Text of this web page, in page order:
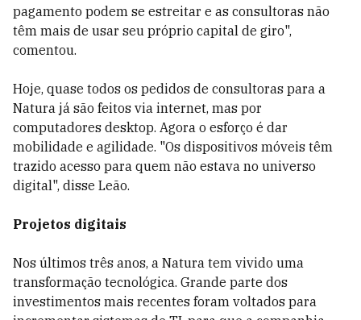
pagamento podem se estreitar e as consultoras não
têm mais de usar seu próprio capital de giro",
comentou.
Hoje, quase todos os pedidos de consultoras para a
Natura já são feitos via internet, mas por
computadores desktop. Agora o esforço é dar
mobilidade e agilidade. "Os dispositivos móveis têm
trazido acesso para quem não estava no universo
digital", disse Leão.
Projetos digitais
Nos últimos três anos, a Natura tem vivido uma
transformação tecnológica. Grande parte dos
investimentos mais recentes foram voltados para